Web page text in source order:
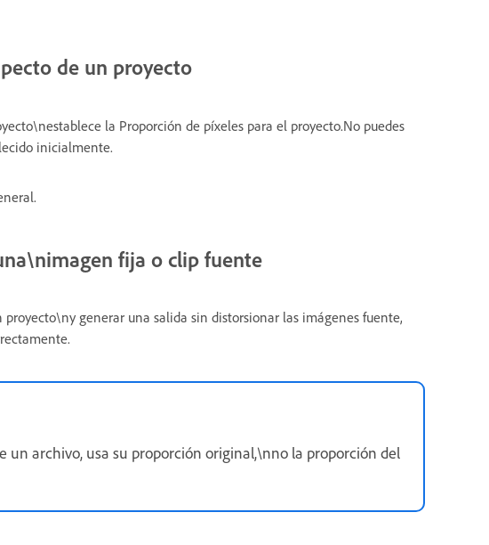
de un proyecto
la Proporción de píxeles para el proyecto.No puedes
inicialmente.
fija o clip fuente
generar una salida sin distorsionar las imágenes fuente,
un archivo, usa su proporción original,\nno la proporción del